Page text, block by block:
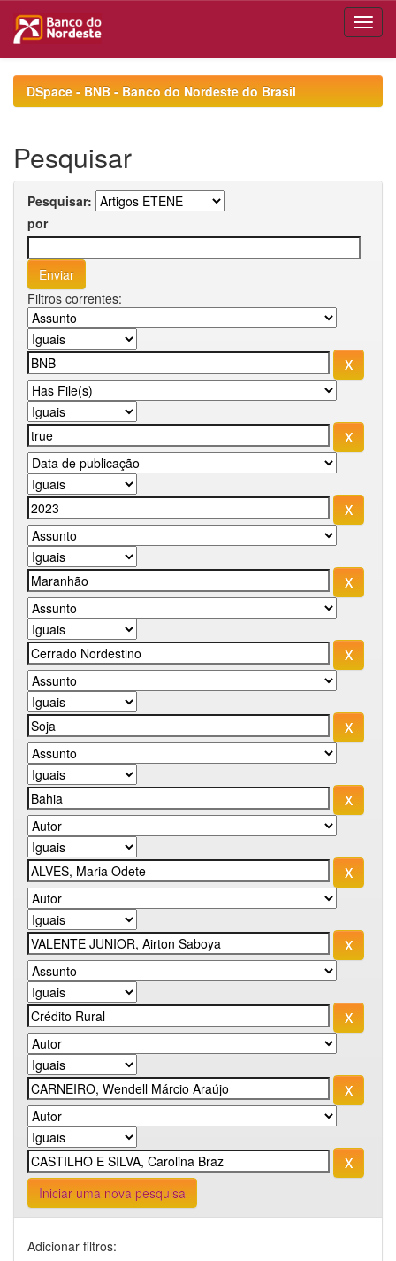
navigationDSpace - BNB - Banco do Nordeste do Brasil
Pesquisar
Pesquisar:
por
Filtros correntes:
Iniciar uma nova pesquisa
Adicionar filtros: